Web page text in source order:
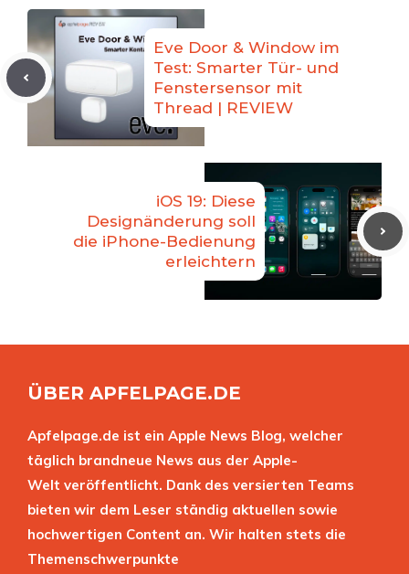
Eve Door & Window im
Test: Smarter Tür- und
Fenstersensor mit
Thread | REVIEW
iOS 19: Diese
Designänderung soll
die iPhone-Bedienung
erleichtern
ÜBER APFELPAGE.DE
Apfelpage.de ist ein Apple News Blog, welcher
täglich brandneue News aus der Apple-
Welt veröffentlicht. Dank des versierten Teams
bieten wir dem Leser ständig aktuellen sowie
hochwertigen Content an. Wir halten stets die
Themenschwerpunkte